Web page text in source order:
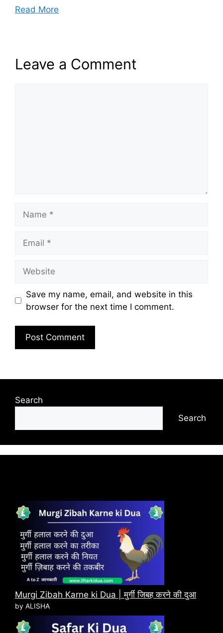
Read More
Leave a Comment
Save my name, email, and website in this
browser for the next time I comment.
Search
Search
Murgi Zibah Karne ki Dua | मुर्गी जिबह करने की दुआ
by ALISHA